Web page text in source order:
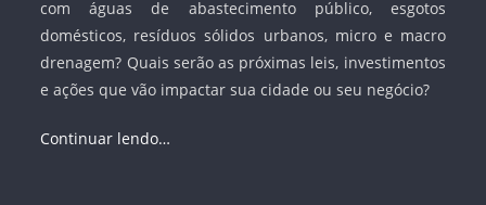
com águas de abastecimento público, esgotos
domésticos, resíduos sólidos urbanos, micro e macro
drenagem? Quais serão as próximas leis, investimentos
e ações que vão impactar sua cidade ou seu negócio?
Continuar lendo…